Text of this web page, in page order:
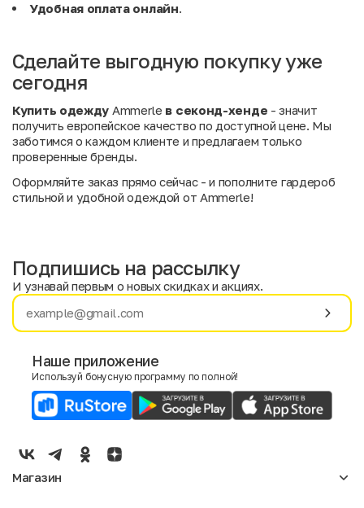
Удобная оплата онлайн.
Сделайте выгодную покупку уже
сегодня
Купить одежду Ammerle в секонд-хенде - значит
получить европейское качество по доступной цене. Мы
заботимся о каждом клиенте и предлагаем только
проверенные бренды.
Оформляйте заказ прямо сейчас - и пополните гардероб
стильной и удобной одеждой от Ammerle!
Имя
E-mail
Мужской
Женский
Подпишись на рассылку
И узнавай первым о новых скидках и акциях.
Наше приложение
Используй бонусную программу по полной!
Магазин